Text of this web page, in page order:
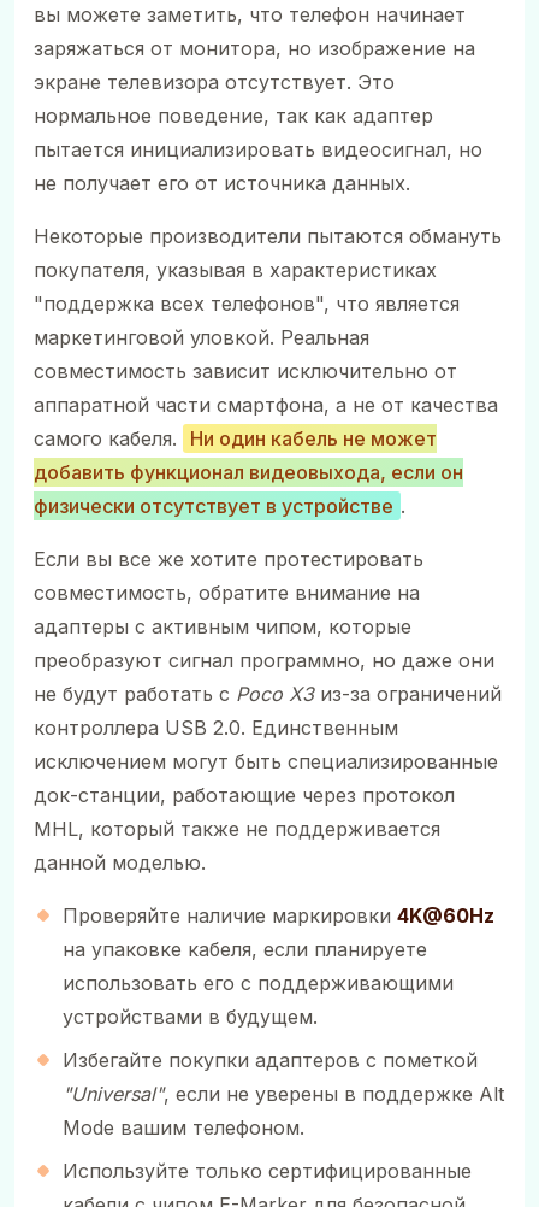
вы можете заметить, что телефон начинает
заряжаться от монитора, но изображение на
экране телевизора отсутствует. Это
нормальное поведение, так как адаптер
пытается инициализировать видеосигнал, но
не получает его от источника данных.
Некоторые производители пытаются обмануть
покупателя, указывая в характеристиках
"поддержка всех телефонов", что является
маркетинговой уловкой. Реальная
совместимость зависит исключительно от
аппаратной части смартфона, а не от качества
самого кабеля.
Ни один кабель не может
добавить функционал видеовыхода, если он
физически отсутствует в устройстве .
Если вы все же хотите протестировать
совместимость, обратите внимание на
адаптеры с активным чипом, которые
преобразуют сигнал программно, но даже они
не будут работать с Poco X3из-за ограничений
контроллера USB 2.0. Единственным
исключением могут быть специализированные
док-станции, работающие через протокол
MHL, который также не поддерживается
данной моделью.
Проверяйте наличие маркировки 4K@60Hz
на упаковке кабеля, если планируете
использовать его с поддерживающими
устройствами в будущем.
Избегайте покупки адаптеров с пометкой
"Universal", если не уверены в поддержке Alt
Mode вашим телефоном.
Используйте только сертифицированные